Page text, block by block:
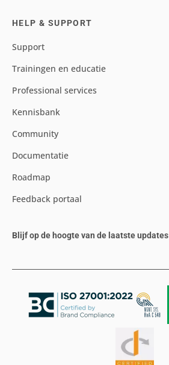
HELP & SUPPORT
Support
Trainingen en educatie
Professional services
Kennisbank
Community
Documentatie
Roadmap
Feedback portaal
Blijf op de hoogte van de laatste updates